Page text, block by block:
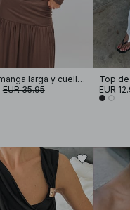
Top de manga larga y cuello redondo
EUR 35.95
Top
EUR